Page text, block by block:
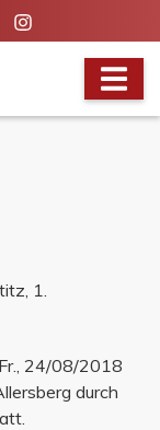
1.
24/08/2018
durch